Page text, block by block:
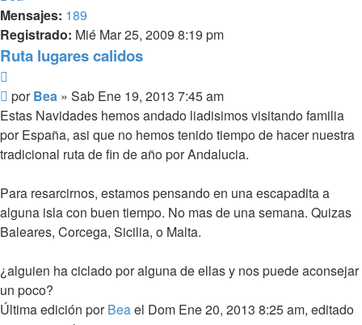
Mensajes: 189
Registrado: Mié Mar 25, 2009 8:19 pm
Ruta lugares calidos
Mensaje
porBea » Sab Ene 19, 2013 7:45 am
Estas Navidades hemos andado liadisimos visitando familia
por España, asi que no hemos tenido tiempo de hacer nuestra
tradicional ruta de fin de año por Andalucia.
Para resarcirnos, estamos pensando en una escapadita a
alguna isla con buen tiempo. No mas de una semana. Quizas
Baleares, Corcega, Sicilia, o Malta.
¿alguien ha ciclado por alguna de ellas y nos puede aconsejar
un poco?
Última edición porBeael Dom Ene 20, 2013 8:25 am, editado